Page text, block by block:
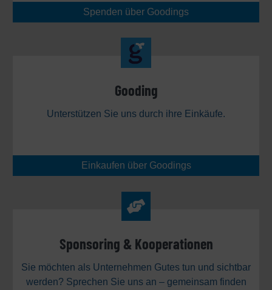
Spenden über Goodings
Gooding
Unterstützen Sie uns durch ihre Einkäufe.
Einkaufen über Goodings
Sponsoring & Kooperationen
Sie möchten als Unternehmen Gutes tun und sichtbar
werden? Sprechen Sie uns an – gemeinsam finden